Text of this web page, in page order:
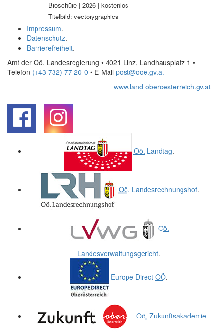
Broschüre | 2026 | kostenlos
Titelbild: vectorygraphics
Impressum.
Datenschutz.
Barrierefreiheit.
Amt der Oö. Landesregierung • 4021 Linz, Landhausplatz 1 •
Telefon (+43 732) 77 20-0 • E-Mail post@ooe.gv.at
www.land-oberoesterreich.gv.at
Oö. Landtag.
Oö. Landesrechnungshof.
Oö.
Landesverwaltungsgericht.
Europe Direct OÖ.
Oö. Zukunftsakademie.